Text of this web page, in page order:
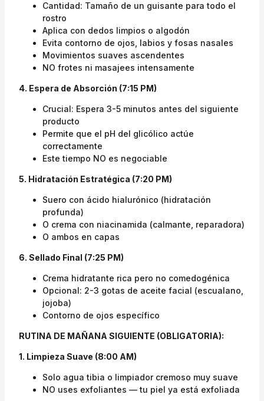
Cantidad: Tamaño de un guisante para todo el
rostro
Aplica con dedos limpios o algodón
Evita contorno de ojos, labios y fosas nasales
Movimientos suaves ascendentes
NO frotes ni masajees intensamente
4. Espera de Absorción (7:15 PM)
Crucial: Espera 3-5 minutos antes del siguiente
producto
Permite que el pH del glicólico actúe
correctamente
Este tiempo NO es negociable
5. Hidratación Estratégica (7:20 PM)
Suero con ácido hialurónico (hidratación
profunda)
O crema con niacinamida (calmante, reparadora)
O ambos en capas
6. Sellado Final (7:25 PM)
Crema hidratante rica pero no comedogénica
Opcional: 2-3 gotas de aceite facial (escualano,
jojoba)
Contorno de ojos específico
RUTINA DE MAÑANA SIGUIENTE (OBLIGATORIA):
1. Limpieza Suave (8:00 AM)
Solo agua tibia o limpiador cremoso muy suave
NO uses exfoliantes — tu piel ya está exfoliada